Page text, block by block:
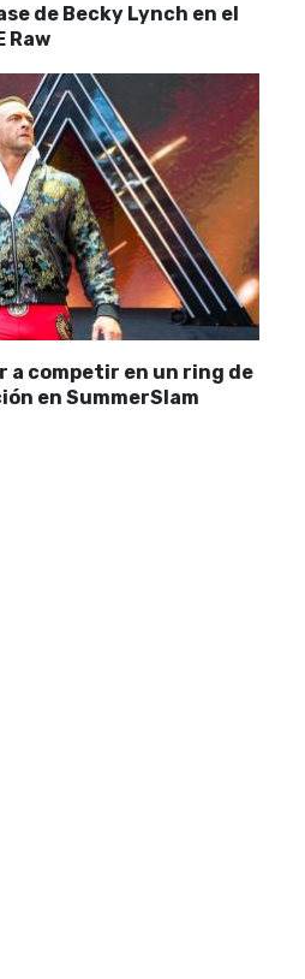
de Becky Lynch en el
Raw
a competir en un ring de
en SummerSlam